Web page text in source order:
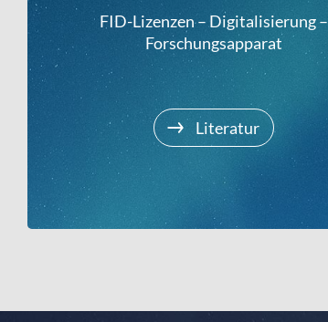
FID-Lizenzen – Digitalisierung –
Forschungsapparat
Literatur